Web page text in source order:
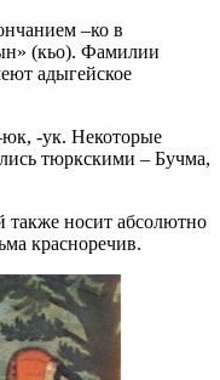
–ко в
(кьо). Фамилии
адыгейское
-ук. Некоторые
тюркскими – Бучма,
также носит абсолютно
красноречив.